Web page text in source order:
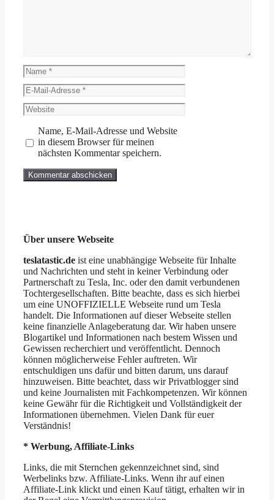
Name
E-
Mail-
Adresse
Website
Name, E-Mail-Adresse und Website
in diesem Browser für meinen
nächsten Kommentar speichern.
Über unsere Webseite
teslatastic.de ist eine unabhängige Webseite für Inhalte
und Nachrichten und steht in keiner Verbindung oder
Partnerschaft zu Tesla, Inc. oder den damit verbundenen
Tochtergesellschaften. Bitte beachte, dass es sich hierbei
um eine UNOFFIZIELLE Webseite rund um Tesla
handelt. Die Informationen auf dieser Webseite stellen
keine finanzielle Anlageberatung dar. Wir haben unsere
Blogartikel und Informationen nach bestem Wissen und
Gewissen recherchiert und veröffentlicht. Dennoch
können möglicherweise Fehler auftreten. Wir
entschuldigen uns dafür und bitten darum, uns darauf
hinzuweisen. Bitte beachtet, dass wir Privatblogger sind
und keine Journalisten mit Fachkompetenzen. Wir können
keine Gewähr für die Richtigkeit und Vollständigkeit der
Informationen übernehmen. Vielen Dank für euer
Verständnis!
* Werbung, Affiliate-Links
Links, die mit Sternchen gekennzeichnet sind, sind
Werbelinks bzw. Affiliate-Links. Wenn ihr auf einen
Affiliate-Link klickt und einen Kauf tätigt, erhalten wir in